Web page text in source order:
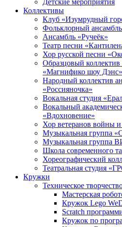
Детские мероприятия
Коллективы
Клуб «Изумрудный
Фольклорный
Ансамбль «Ручеёк»
Театр песни
Хор русской песни
Образцовый коллектив
«Магнифико шоу Дэнс»
Народный коллектив
«Россияночка»
Вокальная студия
Вокальный
«Вдохновение»
Хор ветеранов войны
Музыкальная группа
Музыкальная группа
Школа современного
Хореографический
Театральная студия
Кружки
Техническое
Мастерская
Кружок Lego
Scratch
Кружок по